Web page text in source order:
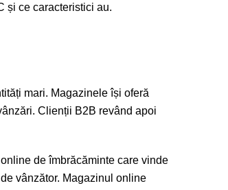
și ce caracteristici au.
mari. Magazinele își oferă
Clienții B2B revând apoi
de îmbrăcăminte care vinde
vânzător. Magazinul online